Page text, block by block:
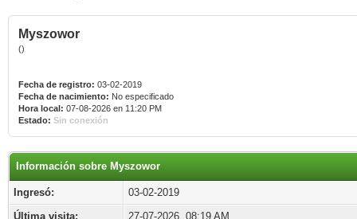
Myszowor
()
Fecha de registro: 03-02-2019
Fecha de nacimiento: No especificado
Hora local: 07-08-2026 en 11:20 PM
Estado: Sin conexión
Información sobre Myszowor
Ingresó:
03-02-2019
Última visita:
27-07-2026, 08:19 AM